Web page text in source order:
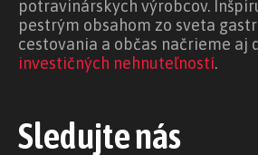
potravinárskych výrobcov.
pestrým obsahom zo sveta
cestovania a občas načrieme aj
investičných nehnuteľností.
Sledujte nás